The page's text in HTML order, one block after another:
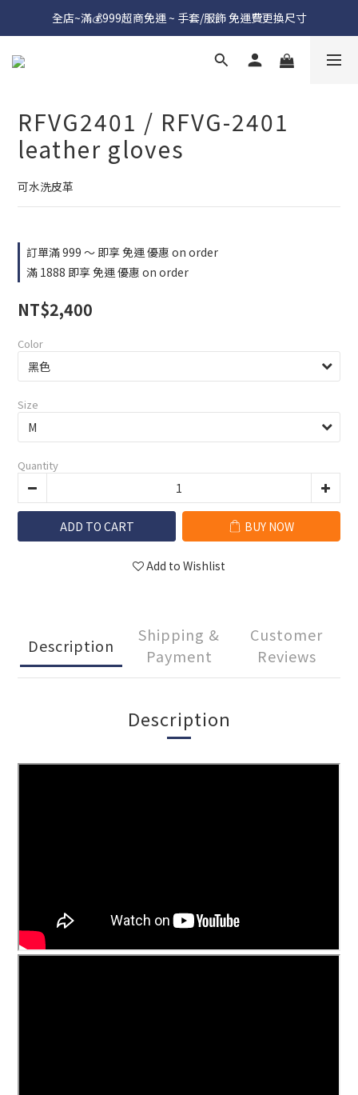
全店~滿💰999超商免運 ~ 手套/服飾 免運費更換尺寸
RFVG2401 / RFVG-2401
leather gloves
可水洗皮革
訂單滿 999 ～ 即享 免運 優惠 on order
滿 1888 即享 免運 優惠 on order
NT$2,400
Color
Size
Quantity
ADD TO CART BUY NOW
Add to Wishlist
Description
Shipping &
Payment
Customer
Reviews
Description